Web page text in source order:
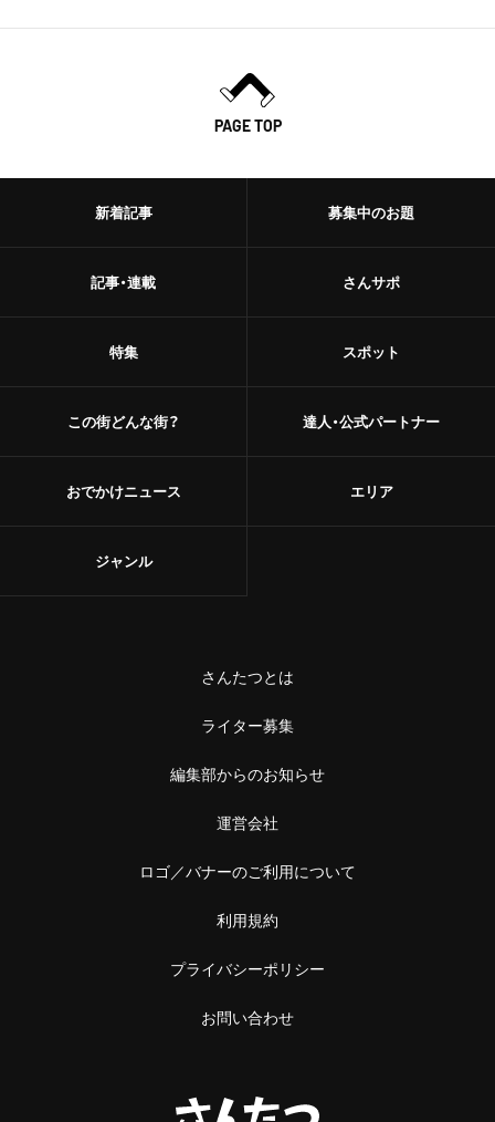
PAGE TOP
新着記事
記事・連載
特集
この街どんな街？
おでかけニュース
募集中のお題
さんサポ
スポット
達人・公式パートナー
エリア
ジャンル
さんたつとは
ライター募集
編集部からのお知らせ
運営会社
ロゴ／バナーのご利用について
利用規約
プライバシーポリシー
お問い合わせ